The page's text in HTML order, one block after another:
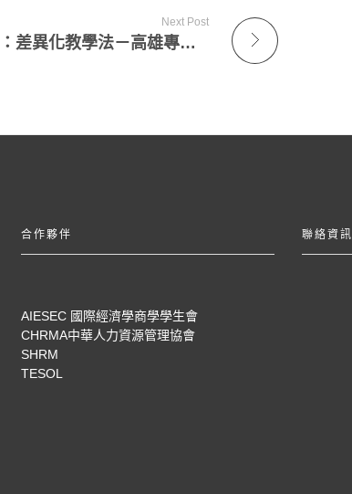
Next Post
適性教學的典範：差異化教學法－高雄專案教師訓練課程講座
合作夥伴
AIESEC 國際經濟學商學學生會
CHRMA中華人力資源管理協會
SHRM
TESOL
聯絡資訊